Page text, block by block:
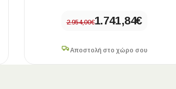
2.954,00€1.741,84€
Αποστολή στο χώρο σου